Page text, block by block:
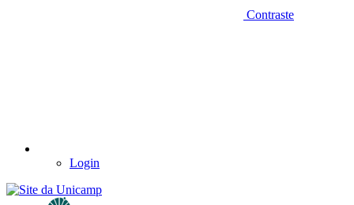
Contraste
Login